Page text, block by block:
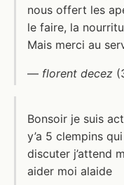
nous offert les
le faire, la
Mais merci au
— florent decez
Bonsoir je suis
y’a 5 clempins
discuter j’attend
aider moi alaide